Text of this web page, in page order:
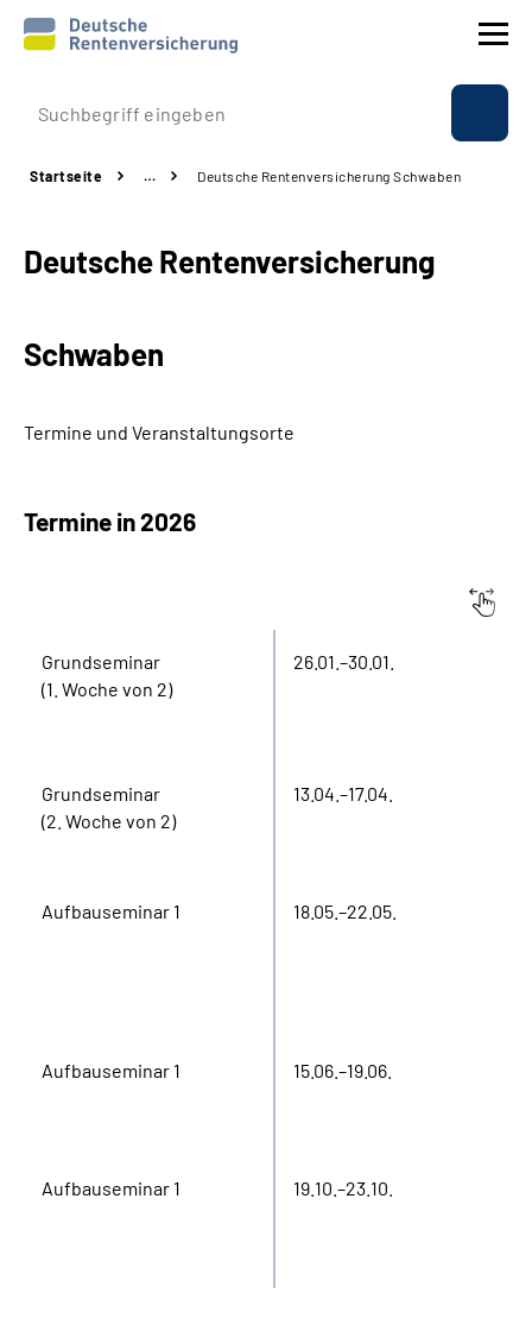
Prävention
Rente
Online-Services
Language
Startseite … Deutsche Rentenversicherung Schwaben
Deutsche Rentenversicherung
Schwaben
Termine und Veranstaltungsorte
Termine in 2026
Grundseminar
(1. Woche von 2)
26.01.–30.01.
Grundseminar
(2. Woche von 2)
13.04.–17.04.
Aufbauseminar 1 18.05.–22.05.
Aufbauseminar 1 15.06.–19.06.
Aufbauseminar 1 19.10.–23.10.